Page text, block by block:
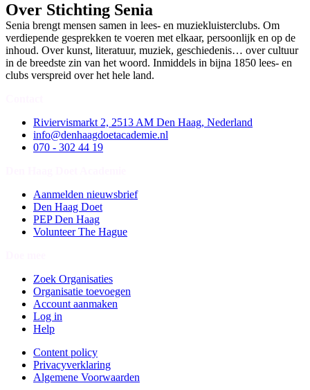
Over Stichting Senia
Senia brengt mensen samen in lees- en muziekluisterclubs. Om
verdiepende gesprekken te voeren met elkaar, persoonlijk en op de
inhoud. Over kunst, literatuur, muziek, geschiedenis… over cultuur
in de breedste zin van het woord. Inmiddels in bijna 1850 lees- en
clubs verspreid over het hele land.
Riviervismarkt 2, 2513 AM Den Haag, Nederland
info@denhaagdoetacademie.nl
070 - 302 44 19
Aanmelden nieuwsbrief
Den Haag Doet
PEP Den Haag
Volunteer The Hague
Zoek Organisaties
Organisatie toevoegen
Account aanmaken
Log in
Help
Content policy
Privacyverklaring
Algemene Voorwaarden